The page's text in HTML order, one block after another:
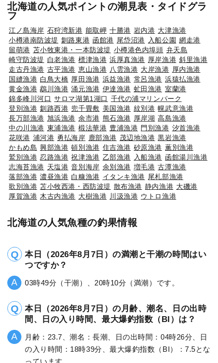
北海道の人気ポイントの潮見表・タイドグラ
フ
江ノ島海岸 石狩湾新港 能取岬 十勝港 岩内港 大津漁港
小樽港南防波堤 釧路東港 函館港 尾岱沼港 入船公園 網走港
留萌港 苫小牧東港・一本防波堤 小樽港色内埠頭 弁天島
崎守防波堤 白老漁港 標津漁港 浜厚真漁港 厚岸漁港 斜里漁港
走古丹漁港 古平漁港 恵山漁港 八雲漁港 大岸漁港 厚内漁港
国縫漁港 白鳥大橋 厚田漁港 浜益漁港 常呂漁港 浜猿払漁港
黄金漁港 鵡川漁港 涌元漁港 伊達漁港 虻田漁港 室蘭港
錦多峰川河口 サロマ湖第1湖口 千代の浦マリンパーク
登別漁港 釧路西港 兜千畳敷 美国漁港 紋別港 幌武意漁港
長万部漁港 旭浜漁港 余市港 熊石漁港 厚岸湖 高島漁港
中の川漁港 東浦漁港 椴法華港 豊浦漁港 門別漁港 汐首漁港
花咲港 浦河港 勇払海岸 鹿部漁港 茂辺地漁港 黒岩漁港
かもめ島 興部漁港 頓別漁港 住吉漁港 砂原漁港 薫別漁港
鷲別漁港 忍路漁港 祝津漁港 乙部漁港 入船漁港 函館湯川漁港
志海苔漁港 天塩港 音別海岸 余別漁港 増毛港 古潭漁港
落部漁港 濃昼漁港 白糠漁港 イタンキ漁港 尾札部漁港
歌別漁港 苫小牧西港・西防波堤 散布漁港 静内漁港 大磯港
厚賀漁港 木古内漁港 大樹漁港 川汲漁港 ウトロ漁港
北海道の人気魚種の釣果情報
本日（2026年8月7日）の満潮と干潮の時間はい
つですか？
03時49分（干潮）、20時10分（満潮）です。
本日（2026年8月7日）の月齢、潮名、日の出時
間、日の入り時間、最大爆釣指数（BI）は？
月齢：23.7、潮名：長潮、日の出時間：04時26分、日
の入り時間：18時39分、最大爆釣指数（BI）：7.5とな
っています。